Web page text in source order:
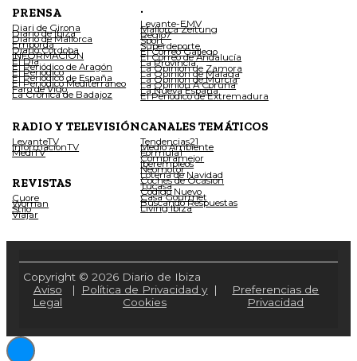
PRENSA
Diari de Girona
Diario de Ibiza
Diario de Mallorca
Empordà
Diario Córdoba
INFORMACIÓN
El Día
El Periódico de Aragón
El Periódico
El Periódico de España
El Periódico Mediterráneo
Faro de Vigo
La Crónica de Badajoz
.
Levante-EMV
Mallorca Zeitung
Regio7
Sport
Superdeporte
El Correo Gallego
El Correo de Andalucía
La Provincia
La Opinión de Zamora
La Opinión de Málaga
La Opinión de Murcia
La Opinión A Coruña
La Nueva España
El Periódico de Extremadura
RADIO Y TELEVISIÓN
LevanteTV
InformacionTV
MediTV
REVISTAS
Cuore
Woman
Stilo
Viajar
CANALES TEMÁTICOS
Tendencias21
Medio Ambiente
Fórmula1
Compramejor
Iberempleos
Neomotor
Lotería de Navidad
Coches de Ocasión
Tucasa
Código Nuevo
Casa Gourmet
Buscando Respuestas
Living Ibiza
Copyright © 2026 Diario de Ibiza
Aviso
Legal
|
Política de Privacidad y
Cookies
|
Preferencias de
Privacidad